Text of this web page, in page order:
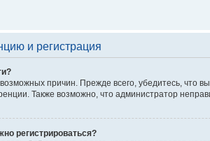
и регистрация
причин. Прежде всего, убедитесь, что
Также возможно, что администратор
регистрироваться?